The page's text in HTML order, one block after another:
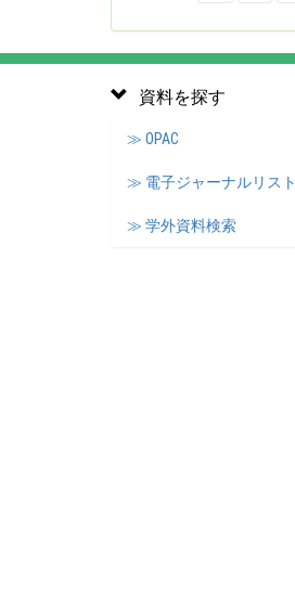
資料を探す
≫ OPAC
≫ 電子ジャーナルリスト
≫ 学外資料検索